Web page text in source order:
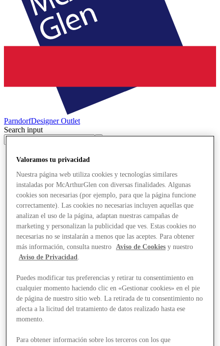
ParndorfDesigner Outlet
Search input
Valoramos tu privacidad
Nuestra página web utiliza cookies y tecnologías similares
instaladas por McArthurGlen con diversas finalidades. Algunas
cookies son necesarias (por ejemplo, para que la página funcione
correctamente). Las cookies no necesarias incluyen aquellas que
analizan el uso de la página, adaptan nuestras campañas de
marketing y personalizan la publicidad que ves. Estas cookies no
necesarias no se instalarán a menos que las aceptes. Para obtener
más información, consulta nuestro
Aviso de Cookies y nuestro
Aviso de Privacidad.
Puedes modificar tus preferencias y retirar tu consentimiento en
cualquier momento haciendo clic en «Gestionar cookies» en el pie
de página de nuestro sitio web. La retirada de tu consentimiento no
afecta a la licitud del tratamiento de datos realizado hasta ese
momento.
Para obtener información sobre los terceros con los que